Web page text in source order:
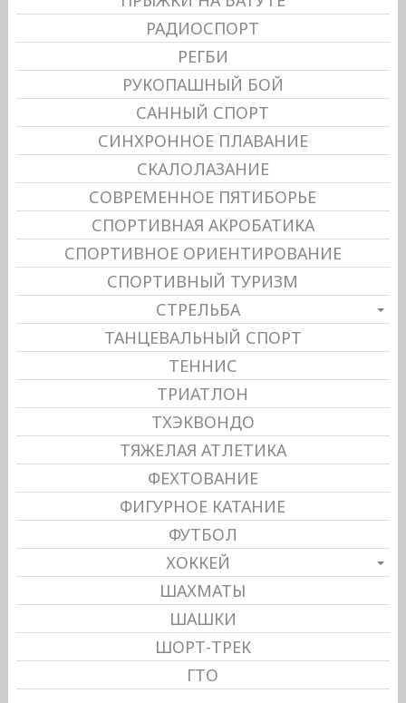
РАДИОСПОРТ
РЕГБИ
РУКОПАШНЫЙ БОЙ
САННЫЙ СПОРТ
СИНХРОННОЕ ПЛАВАНИЕ
СКАЛОЛАЗАНИЕ
СОВРЕМЕННОЕ ПЯТИБОРЬЕ
СПОРТИВНАЯ АКРОБАТИКА
СПОРТИВНОЕ ОРИЕНТИРОВАНИЕ
СПОРТИВНЫЙ ТУРИЗМ
СТРЕЛЬБА
ТАНЦЕВАЛЬНЫЙ СПОРТ
ТЕННИС
ТРИАТЛОН
ТХЭКВОНДО
ТЯЖЕЛАЯ АТЛЕТИКА
ФЕХТОВАНИЕ
ФИГУРНОЕ КАТАНИЕ
ФУТБОЛ
ХОККЕЙ
ШАХМАТЫ
ШАШКИ
ШОРТ-ТРЕК
ГТО